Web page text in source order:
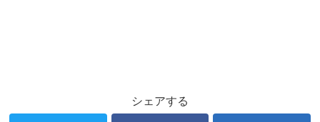
シェアする